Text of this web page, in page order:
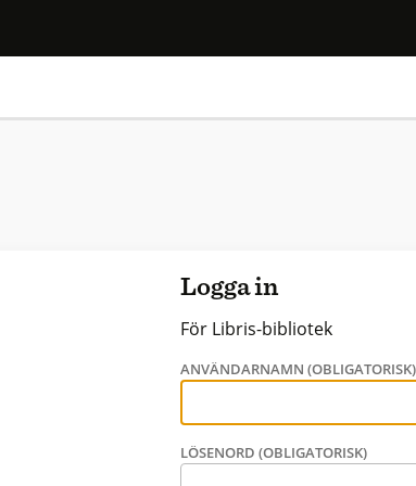
Logga in
För Libris-bibliotek
ANVÄNDARNAMN (OBLIGATORISK)
LÖSENORD (OBLIGATORISK)